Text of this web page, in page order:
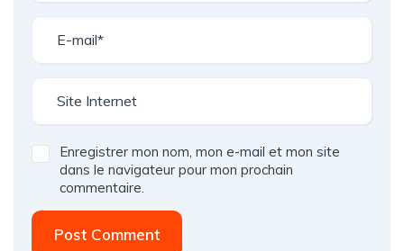
Enregistrer mon nom, mon e-mail et mon site
dans le navigateur pour mon prochain
commentaire.
Post Comment